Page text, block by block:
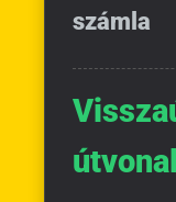
számla